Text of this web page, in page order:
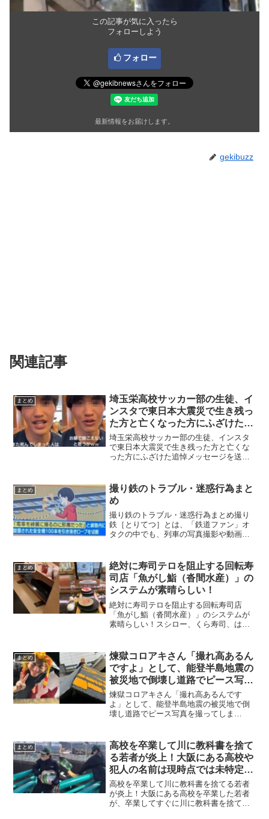
この記事が気に入ったら
フォローしよう
フォロー
最新情報をお届けします。
gekibuzz
関連記事
まとめ
埼玉栄高校サッカー部の生徒、イ
ンスタで東日本大震災で生き残っ
た方と亡くなった方にふざけた追
悼メッセージを送り炎上！【動画
有】
埼玉栄高校サッカー部の生徒、インスタ
で東日本大震災で生き残った方と亡くな
った方にふざけた追悼メッセージを送り
サッカー部の生徒が、インスタで東日本
大震災で生き残っ...
まとめ
撮り鉄のトラブル・迷惑行為まと
め
撮り鉄のトラブル・迷惑行為まとめ撮り
鉄［とりてつ］とは、「鉄道ファン」オ
タクの中でも、列車の写真撮影や動画撮
かトラブルが多いです。今回はそんな撮
り鉄の迷惑行為をまとめま...
まとめ
絶対に寿司テロを阻止する回転寿
司店「魚がし鮨（沓間水産）」の
システムが素晴らしい！
絶対に寿司テロを阻止する回転寿司店
「魚がし鮨（沓間水産）」のシステムが
素晴らしい！スシロー、くら寿司、はま
水産が展開する魚がし鮨の回転寿司シス
テムが素晴らしいと話題にな...
まとめ
煉獄コロアキさん「撮れ高あるん
ですよ」として、能登半島地震の
被災地で倒壊し道路でピース写真
を撮ってしまう・・・【動画有】
煉獄コロアキさん「撮れ高あるんです
よ」として、能登半島地震の被災地で倒
壊し道路でピース写真を撮ってしま
達した迷惑系YouTuberの煉獄コロアキさ
んが、「撮れ高あるんで...
まとめ
高校を卒業して川に教科書を捨て
る若者が炎上！大阪にある高校や
犯人の名前は現時点では未特定
【動画有】
高校を卒業して川に教科書を捨てる若者
が炎上！大阪にある高校を卒業した若者
が、卒業してすぐに川に教科書を捨てる